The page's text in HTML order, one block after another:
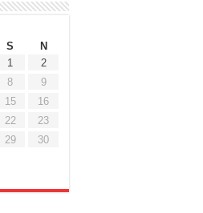
S
N
1
2
8
9
15
16
22
23
29
30